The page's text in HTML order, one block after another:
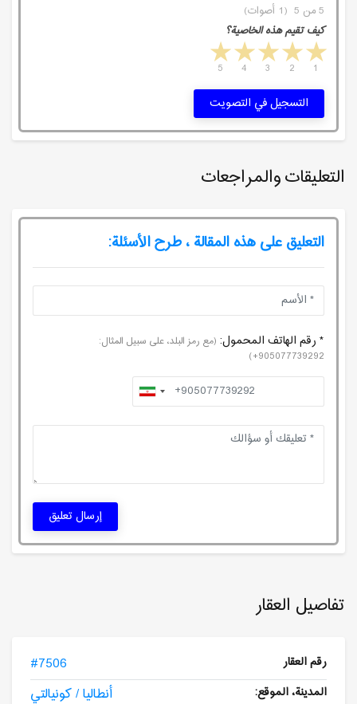
تفاصيل العقار
رقم العقار #7506
المدينة، الموقع: أنطاليا / كونيالتي
5 من 5 (1 أصوات)
كيف تقيم هذه الخاصية؟
4 stars 3 stars 2 stars 1 star
5 4 3 2 1
التسجيل في التصويت
التعليقات والمراجعات
التعليق على هذه المقالة ، طرح الأسئلة:
* رقم الهاتف المحمول: (مع رمز البلد، على سبيل المثال:
905077739292+)
إرسال تعليق